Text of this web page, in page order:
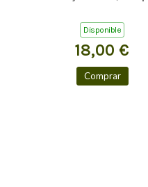
Disponible
18,00 €
Comprar